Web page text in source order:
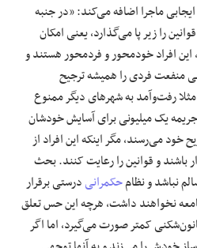
ماجرا اضافه می‌کند: «در جنبه
را زیر پا می‌گذارد، یعنی امکان
این افراد خودمحور و فردمحور هستند و
منفعت فردی را همیشه ترجیح
رفت‌وآمد به شهرهای دیگر ممنوع
یک میلیونی برای آسایش خودشان
خود می‌رسند، مگر اینکه این افراد از
باشند و قوانین را رعایت کنند. بحث
نباشد و نظامحکمرانیدرستی برقرار
نخواهند داشت، هرچه این حس تعلق
کمتر صورت می‌گیرد، اما اگر